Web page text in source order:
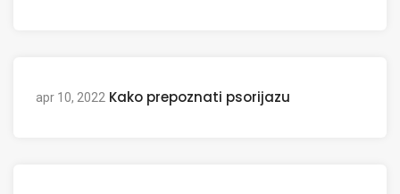
apr 10, 2022 Kako prepoznati psorijazu